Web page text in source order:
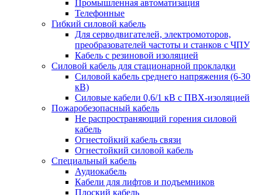
Промышленная автоматизация
Телефонные
Гибкий силовой кабель
Для серводвигателей, электромоторов,
преобразователей частоты и станков с ЧПУ
Кабель с резиновой изоляцией
Силовой кабель для стационарной прокладки
Силовой кабель среднего напряжения (6-30
кВ)
Силовые кабели 0,6/1 кВ с ПВХ-изоляцией
Пожаробезопасный кабель
Не распространяющий горения силовой
кабель
Огнестойкий кабель связи
Огнестойкий силовой кабель
Специальный кабель
Аудиокабель
Кабели для лифтов и подъемников
Плоский кабель